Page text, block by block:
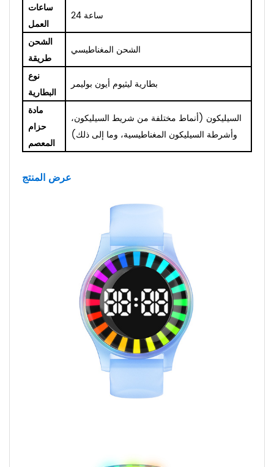
ساعات
العمل
24 ساعة
الشحن
طريقة
الشحن المغناطيسي
نوع
البطارية
بطارية ليثيوم أيون بوليمر
مادة
حزام
المعصم
السيليكون (أنماط مختلفة من شريط السيليكون،
وأشرطة السيليكون المغناطيسية، وما إلى ذلك)
عرض المنتج